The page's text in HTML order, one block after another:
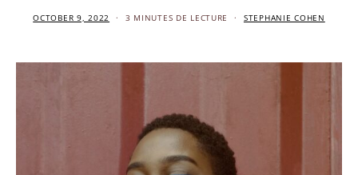
OCTOBER 9, 2022 3 MINUTES DE LECTURE STEPHANIE COHEN